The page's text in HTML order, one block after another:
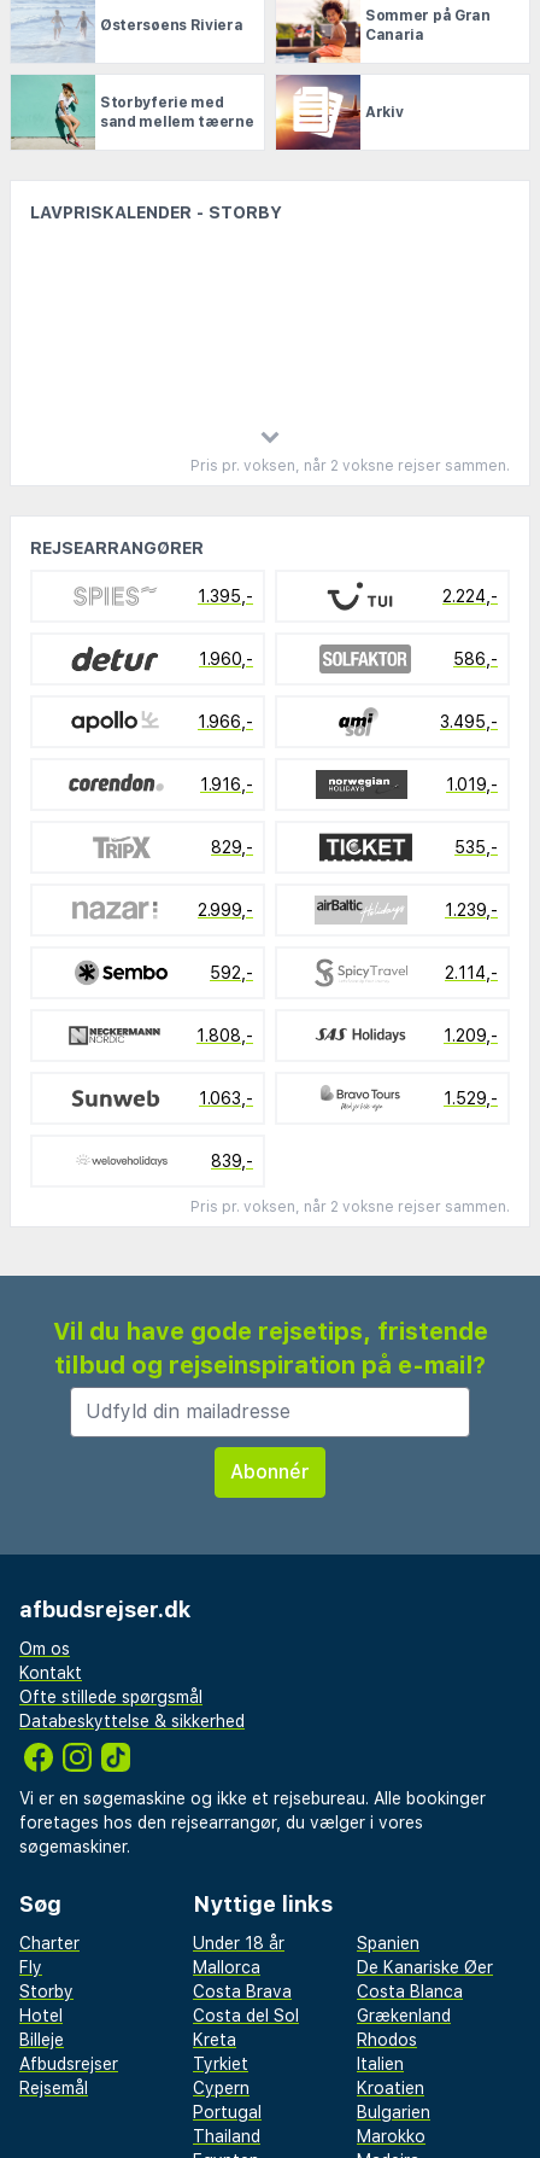
Østersøens Riviera
Sommer på Gran
Canaria
Storbyferie med
sand mellem tæerne
Arkiv
LAVPRISKALENDER - STORBY
Pris pr. voksen, når 2 voksne rejser sammen.
REJSEARRANGØRER
1.395,- 2.224,-
1.960,- 586,-
1.966,- 3.495,-
1.916,- 1.019,-
829,- 535,-
2.999,- 1.239,-
592,- 2.114,-
1.808,- 1.209,-
1.063,- 1.529,-
839,-
Pris pr. voksen, når 2 voksne rejser sammen.
Vil du have gode rejsetips, fristende
tilbud og rejseinspiration på e-mail?
afbudsrejser.dk
Om os
Kontakt
Ofte stillede spørgsmål
Databeskyttelse & sikkerhed
Vi er en søgemaskine og ikke et rejsebureau. Alle bookinger
foretages hos den rejsearrangør, du vælger i vores
søgemaskiner.
Søg
Charter
Fly
Storby
Hotel
Billeje
Afbudsrejser
Rejsemål
Nyttige links
Under 18 år
Spanien
Mallorca
De Kanariske Øer
Costa Brava
Costa Blanca
Costa del Sol
Grækenland
Kreta
Rhodos
Tyrkiet
Italien
Cypern
Kroatien
Portugal
Bulgarien
Thailand
Marokko